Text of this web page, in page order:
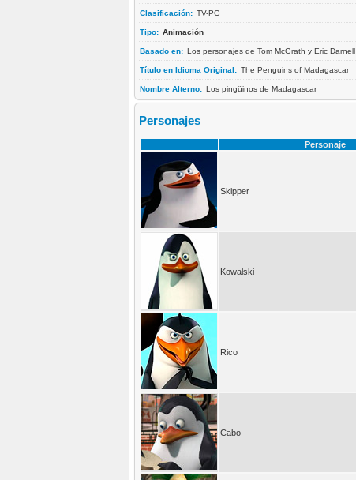
Clasificación: TV-PG
Tipo: Animación
Basado en: Los personajes de Tom McGrath y Eric Darnell
Título en Idioma Original: The Penguins of Madagascar
Nombre Alterno: Los pingüinos de Madagascar
Personajes
Personaje
Skipper
Kowalski
Rico
Cabo